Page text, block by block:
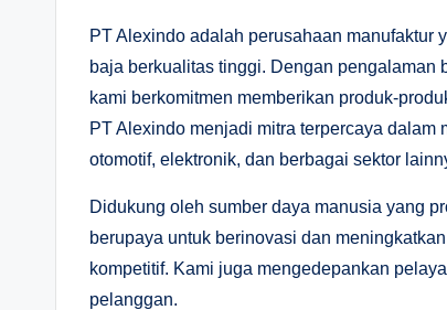
PT Alexindo adalah perusahaan manufaktur
baja berkualitas tinggi. Dengan pengalaman
kami berkomitmen memberikan produk-
PT Alexindo menjadi mitra terpercaya
otomotif, elektronik, dan berbagai sektor
Didukung oleh sumber daya manusia yang
berupaya untuk berinovasi dan
kompetitif. Kami juga mengedepankan
pelanggan.